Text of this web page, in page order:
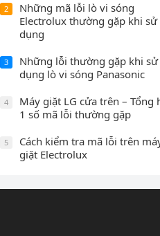
2
Những mã lỗi lò vi sóng
Electrolux thường gặp khi sử
dụng
3
Những lỗi thường gặp khi sử
dụng lò vi sóng Panasonic
4
Máy giặt LG cửa trên – Tổng
1 số mã lỗi thường gặp
5
Cách kiểm tra mã lỗi trên
giặt Electrolux